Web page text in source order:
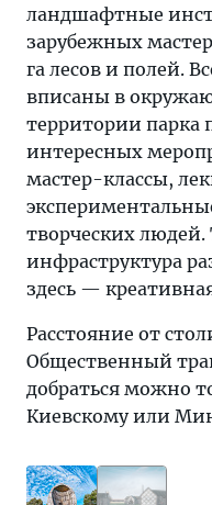
ландшафтные
зарубежных
га лесов и полей.
вписаны в
территории парка
интересных
мастер-классы,
творческих людей.
инфраструктура
здесь —
Расстояние от
Общественный
добраться можно
Киевскому или